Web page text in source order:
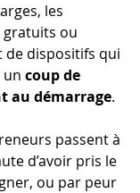
les
gratuits ou
dispositifs qui
coup de
au démarrage.
passent à
d’avoir pris le
ou par peur